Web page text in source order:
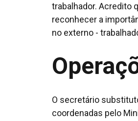
trabalhador. Acredito
reconhecer a
no externo -
O secretário
coordenadas pelo